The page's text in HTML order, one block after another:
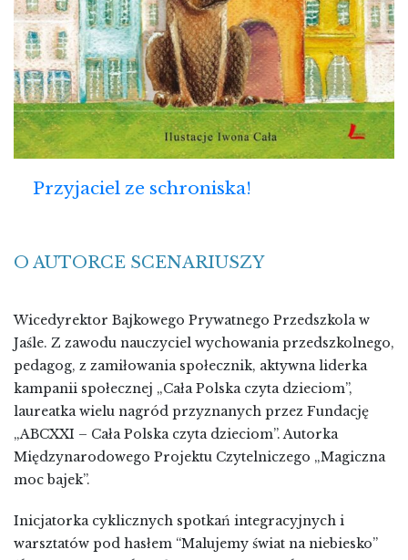
Przyjaciel ze schroniska!
O AUTORCE SCENARIUSZY
Wicedyrektor Bajkowego Prywatnego Przedszkola w
Jaśle. Z zawodu nauczyciel wychowania przedszkolnego,
pedagog, z zamiłowania społecznik, aktywna liderka
kampanii społecznej „Cała Polska czyta dzieciom”,
laureatka wielu nagród przyznanych przez Fundację
„ABCXXI – Cała Polska czyta dzieciom”. Autorka
Międzynarodowego Projektu Czytelniczego „Magiczna
moc bajek”.
Inicjatorka cyklicznych spotkań integracyjnych i
warsztatów pod hasłem “Malujemy świat na niebiesko”